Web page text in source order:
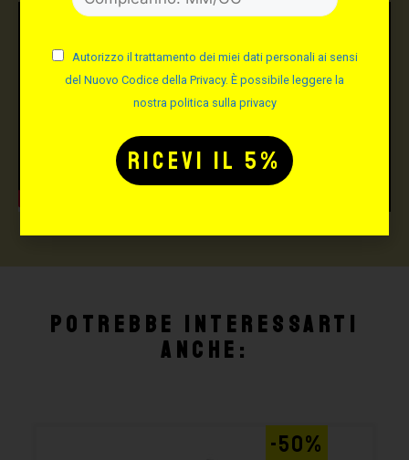
Potrebbe interessarti
anche:
-50%
Autorizzo il trattamento dei miei dati personali ai sensi
del Nuovo Codice della Privacy. È possibile leggere la
nostra politica sulla privacy